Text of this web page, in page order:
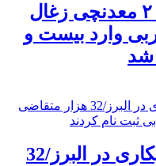
کشته شدن ۲۰ معدنچی زغال
وارد بیست و
شد
کاهش نرخ بیکاری در البرز/32